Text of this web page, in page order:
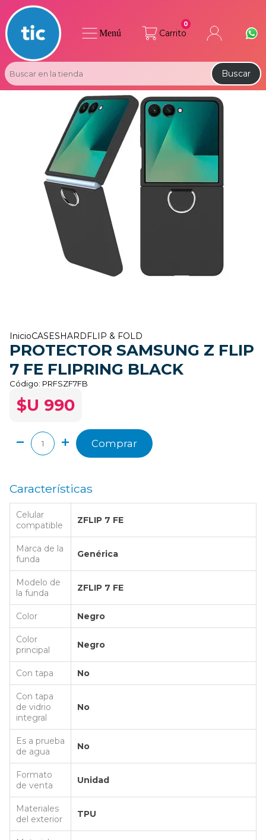
Carrito
0
Buscar
Menú
InicioCASES HARD FLIP & FOLD
PROTECTOR SAMSUNG Z FLIP
7 FE FLIPRING BLACK
Código: PRFSZF7FB
$U 990
Comprar
Características
Celular
compatible
ZFLIP 7 FE
Marca de la
funda
Genérica
Modelo de
la funda
ZFLIP 7 FE
Color Negro
Color
principal
Negro
Con tapa No
Con tapa
de vidrio
integral
No
Es a prueba
de agua
No
Formato
de venta
Unidad
Materiales
del exterior
TPU